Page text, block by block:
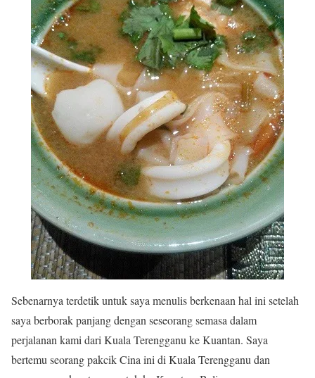
Sebenarnya terdetik untuk saya menulis berkenaan hal ini setelah
saya berborak panjang dengan seseorang semasa dalam
perjalanan kami dari Kuala Terengganu ke Kuantan. Saya
bertemu seorang pakcik Cina ini di Kuala Terengganu dan